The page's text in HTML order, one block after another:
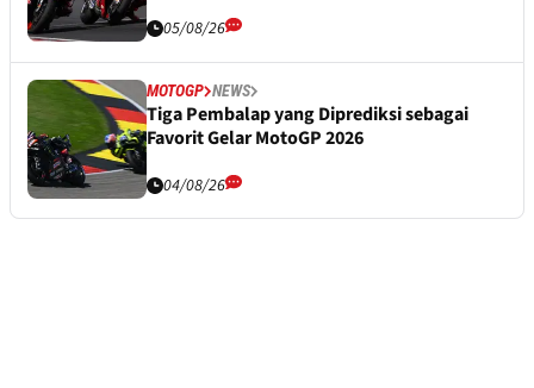
05/08/26
MOTOGP NEWS
Tiga Pembalap yang Diprediksi sebagai
Favorit Gelar MotoGP 2026
04/08/26